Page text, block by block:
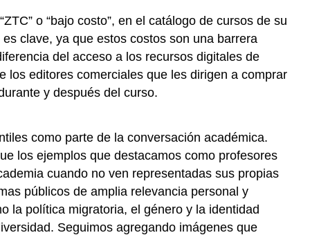
o “bajo costo”, en el catálogo de cursos de su
clave, ya que estos costos son una barrera
del acceso a los recursos digitales de
los editores comerciales que les dirigen a comprar
y después del curso.
como parte de la conversación académica.
los ejemplos que destacamos como profesores
cuando no ven representadas sus propias
públicos de amplia relevancia personal y
la política migratoria, el género y la identidad
Seguimos agregando imágenes que